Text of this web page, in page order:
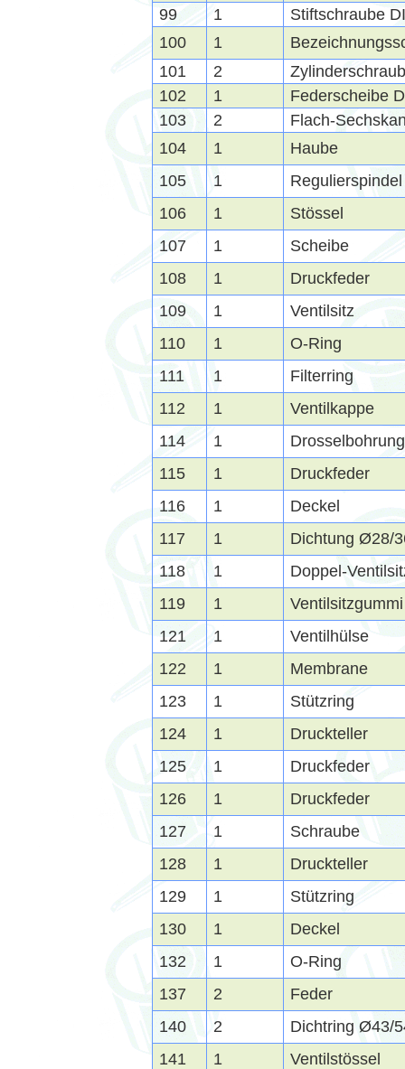
99
1
Stiftschraube
100
1
101
2
102
1
Federscheibe
103
2
Flach-
104
1
Haube
105
1
Regulierspindel
106
1
Stössel
107
1
Scheibe
108
1
Druckfeder
109
1
Ventilsitz
110
1
O-Ring
111
1
Filterring
112
1
Ventilkappe
114
1
Drosselbohrung
115
1
Druckfeder
116
1
Deckel
117
1
Dichtung Ø28/
118
1
Doppel-
119
1
Ventilsitzgummi
121
1
Ventilhülse
122
1
Membrane
123
1
Stützring
124
1
Druckteller
125
1
Druckfeder
126
1
Druckfeder
127
1
Schraube
128
1
Druckteller
129
1
Stützring
130
1
Deckel
132
1
O-Ring
137
2
Feder
140
2
Dichtring Ø43/
141
1
Ventilstössel